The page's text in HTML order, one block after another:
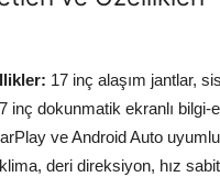
17 inç alaşım jantlar,
inç dokunmatik ekranlı bilgi-
ve Android Auto
deri direksiyon, hız